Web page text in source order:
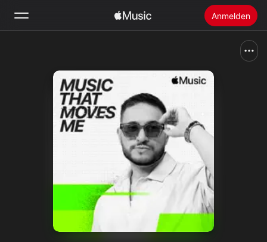
Anmelden
Startseite
Apple Music installieren